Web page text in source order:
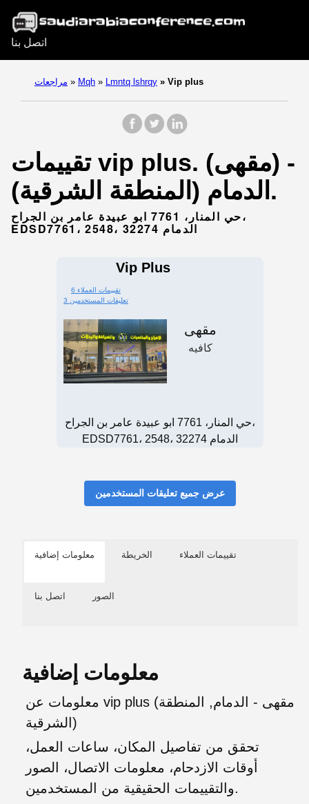
اتصل بنا
مراجعات » Mqh » Lmntq lshrqy » Vip plus
تقييمات vip plus. (مقهى) -
الدمام (المنطقة الشرقية).
حي المنار، 7761 ابو عبيدة عامر بن الجراح،
EDSD7761، 2548، الدمام 32274
Vip Plus
6 تقييمات العملاء
3 تعليقات المستخدمين
مقهى
كافيه
حي المنار، 7761 ابو عبيدة عامر بن الجراح،
EDSD7761، 2548، الدمام 32274
عرض جميع تعليقات المستخدمين
معلومات إضافية الخريطة تقييمات العملاء
اتصل بنا الصور
معلومات إضافية
معلومات عن vip plus (مقهى - الدمام, المنطقة
الشرقية)
تحقق من تفاصيل المكان، ساعات العمل،
أوقات الازدحام، معلومات الاتصال، الصور
والتقييمات الحقيقية من المستخدمين.